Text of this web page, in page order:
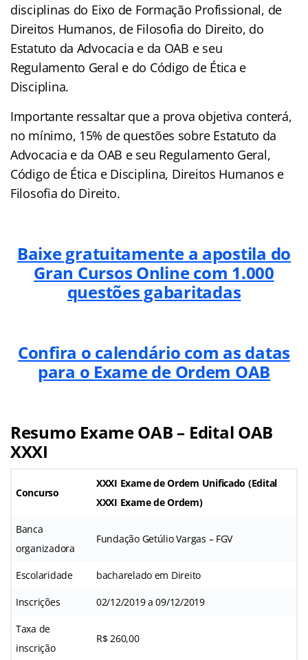
disciplinas do Eixo de Formação Profissional, de
Direitos Humanos, de Filosofia do Direito, do
Estatuto da Advocacia e da OAB e seu
Regulamento Geral e do Código de Ética e
Disciplina.
Importante ressaltar que a prova objetiva conterá,
no mínimo, 15% de questões sobre Estatuto da
Advocacia e da OAB e seu Regulamento Geral,
Código de Ética e Disciplina, Direitos Humanos e
Filosofia do Direito.
Baixe gratuitamente a apostila do
Gran Cursos Online com 1.000
questões gabaritadas
Confira o calendário com as datas
para o Exame de Ordem OAB
Resumo Exame OAB – Edital OAB
XXXI
Concurso
XXXI Exame de Ordem Unificado (Edital
XXXI Exame de Ordem)
Banca
organizadora
Fundação Getúlio Vargas – FGV
Escolaridade bacharelado em Direito
Inscrições 02/12/2019 a 09/12/2019
Taxa de
inscrição
R$ 260,00